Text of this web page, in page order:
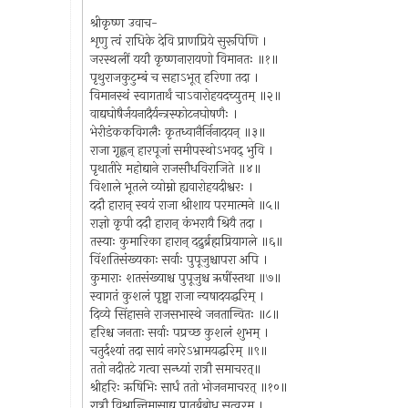
श्रीकृष्ण उवाच-
शृणु त्वं राधिके देवि प्राणप्रिये सुरूपिणि ।
जरस्थलीं ययौ कृष्णनारायणो विमानतः ॥१॥
पृथुराजकुटुम्बं च सहाऽभूत् हरिणा तदा ।
विमानस्थं स्वागतार्थं चाऽवारोहयदच्युतम् ॥२॥
वाद्यघोषैर्जयनादैर्यन्त्रस्फोटनघोषणैः ।
भेरीडंककविगलैः कृतध्वानैर्निनादयन् ॥३॥
राजा गृह्णन् हारपूजां समीपस्थोऽभवद् भुवि ।
पृथातीरे महोद्याने राजसौधविराजिते ॥४॥
विशाले भूतले व्योम्नो ह्यवारोहयदीश्वरः ।
ददौ हारान् स्वयं राजा श्रीशाय परमात्मने ॥५॥
राज्ञो कृपी ददौ हारान् कंभरायै श्रियै तदा ।
तस्याः कुमारिका हारान् दद्रुर्ब्रह्मप्रियागले ॥६॥
विंशतिसंख्यकाः सर्वाः पुपूजुश्चापरा अपि ।
कुमाराः शतसंख्याश्च पुपूजुश्च ऋषींस्तथा ॥७॥
स्वागतं कुशलं पृष्ट्वा राजा न्यषादयद्धरिम् ।
दिव्ये सिंहासने राजसभास्थे जनतान्वितः ॥८॥
हरिश्च जनताः सर्वाः पप्रच्छ कुशलं शुभम् ।
चतुर्दश्यां तदा सायं नगरेऽभ्रामयद्धरिम् ॥९॥
ततो नदीतटे गत्वा सन्ध्यां रात्रौ समाचरत्॥
श्रीहरिः ऋषिभिः सार्धं ततो भोजनमाचरत् ॥१०॥